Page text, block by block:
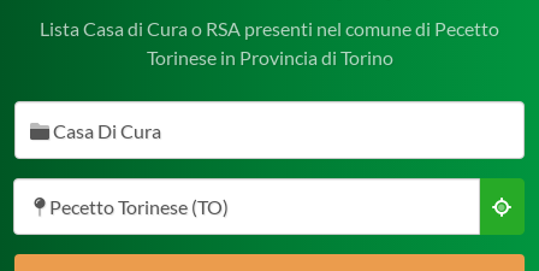
Lista Casa di Cura o RSA presenti nel comune di Pecetto
Torinese in Provincia di Torino
Casa Di Cura
Pecetto Torinese (TO)